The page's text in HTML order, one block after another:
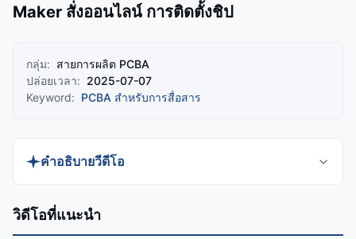
Maker สั่งออนไลน์ การติดตั้งชิป
กลุ่ม: สายการผลิต PCBA
ปล่อยเวลา: 2025-07-07
Keyword: PCBA สําหรับการสื่อสาร
คําอธิบายวีดีโอ
ค้นพบผู้ผลิตบอร์ด PCB SMT FR 4 สำหรับการสื่อสาร
วิดีโอที่แนะนํา